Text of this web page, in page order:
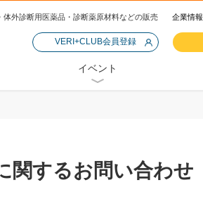
体外診断用医薬品・診断薬原材料などの販売 企業情報
VERI+CLUB会員登録
イベント
関するお問い合わせ